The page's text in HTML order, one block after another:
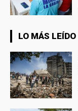
LO MÁS LEÍDO